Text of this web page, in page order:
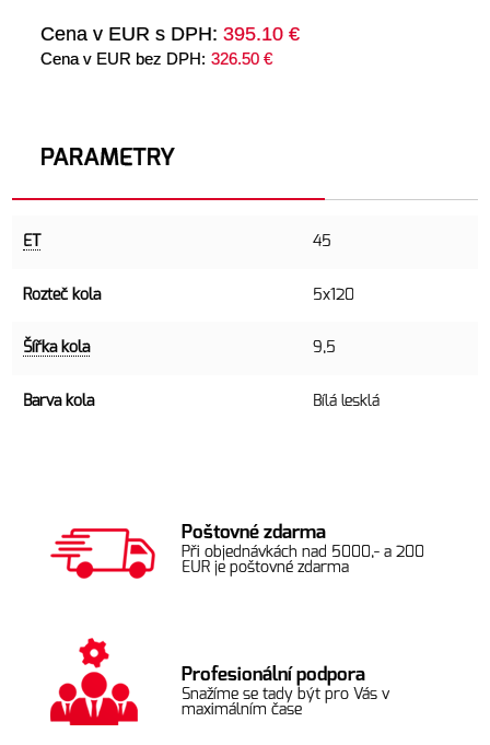
Cena v EUR s DPH: 395.10 €
Cena v EUR bez DPH: 326.50 €
PARAMETRY
ET 45
Rozteč kola 5x120
Šířka kola 9,5
Barva kola Bílá lesklá
Poštovné zdarma
Při objednávkách nad 5000,- a 200
EUR je poštovné zdarma
Profesionální podpora
Snažíme se tady být pro Vás v
maximálním čase